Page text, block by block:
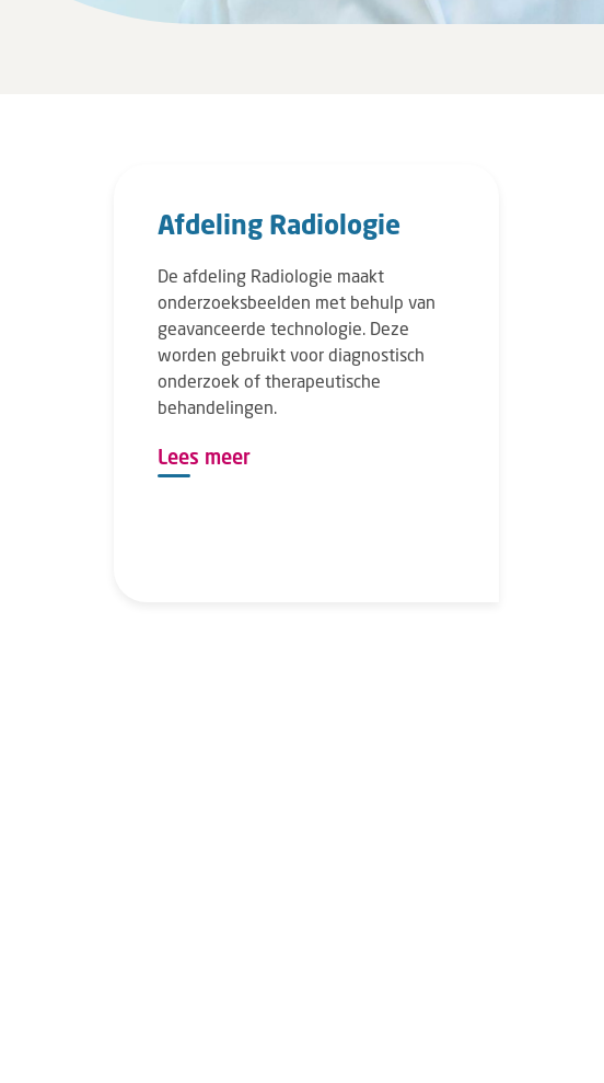
Afdeling Radiologie
De afdeling Radiologie maakt
onderzoeksbeelden met behulp van
geavanceerde technologie. Deze
worden gebruikt voor diagnostisch
onderzoek of therapeutische
behandelingen.
Lees meer